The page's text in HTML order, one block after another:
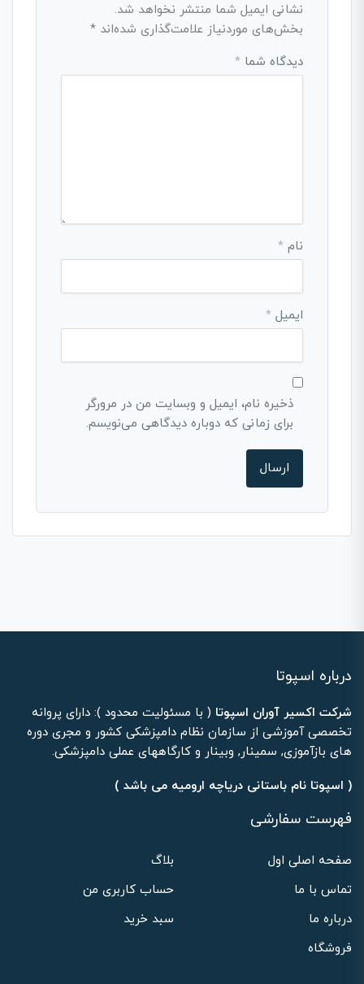
نشانی ایمیل شما منتشر نخواهد شد.
بخش‌های موردنیاز علامت‌گذاری شده‌اند *
دیدگاه شما *
نام *
ایمیل *
ذخیره نام، ایمیل و وبسایت من در مرورگر
برای زمانی که دوباره دیدگاهی می‌نویسم.
درباره اسپوتا
شرکت اکسیر آوران اسپوتا ( با مسئولیت محدود ): دارای پروانه
تخصصی آموزشی از سازمان نظام دامپزشکی کشور و مجری دوره
های بازآموزی, سمینار, وبینار و کارگاههای عملی دامپزشکی.
( اسپوتا نام باستانی دریاچه ارومیه می باشد )
فهرست سفارشی
صفحه اصلی اول
بلاگ
تماس با ما
حساب کاربری من
درباره ما
سبد خرید
فروشگاه